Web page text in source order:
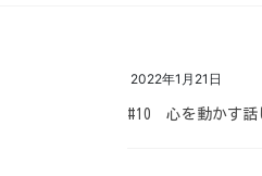
2022年1月21日
#10 心を動かす話